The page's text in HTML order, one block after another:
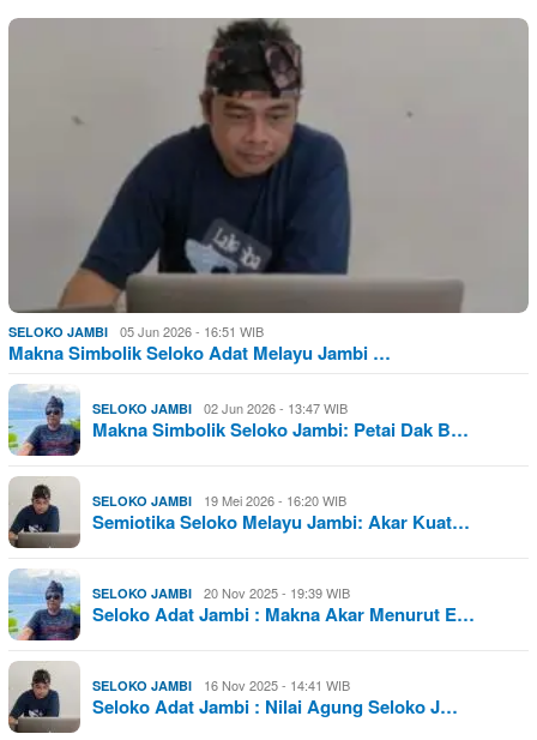
SELOKO JAMBI 05 Jun 2026 - 16:51 WIB
Makna Simbolik Seloko Adat Melayu Jambi …
SELOKO JAMBI 02 Jun 2026 - 13:47 WIB
Makna Simbolik Seloko Jambi: Petai Dak B…
SELOKO JAMBI 19 Mei 2026 - 16:20 WIB
Semiotika Seloko Melayu Jambi: Akar Kuat…
SELOKO JAMBI 20 Nov 2025 - 19:39 WIB
Seloko Adat Jambi : Makna Akar Menurut E…
SELOKO JAMBI 16 Nov 2025 - 14:41 WIB
Seloko Adat Jambi : Nilai Agung Seloko J…